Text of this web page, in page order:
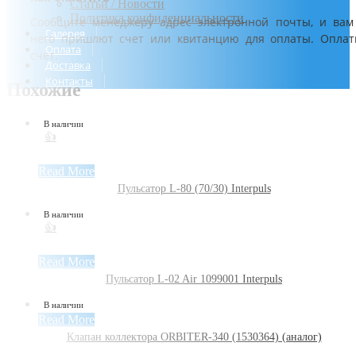
Статьи / Новости
Политика конфиденциальности
Галерея
Оплата
Доставка
Контакты
Сообщите менеджеру адрес электронной почты, и
него пришлют счет или квитанцию для оплаты.
счет.
Похожие
В наличии
👍
Read More
Пульсатор L-80 (70/30) Interpuls
В наличии
👍
Read More
Пульсатор L-02 Air 1099001 Interpuls
В наличии
Read More
Клапан коллектора ORBITER-340 (1530364) (аналог)